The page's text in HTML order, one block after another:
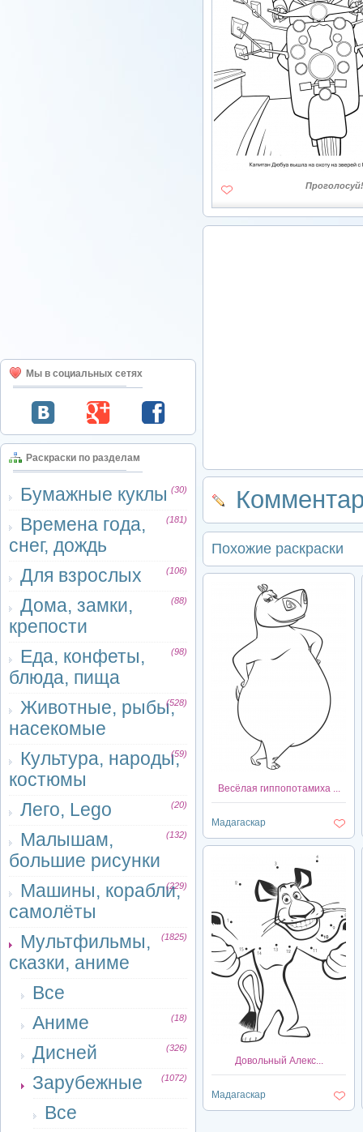
Мы в социальных сетях
Раскраски по разделам
Бумажные куклы (30)
Времена года,
снег, дождь
(181)
Для взрослых (106)
Дома, замки,
крепости
(88)
Еда, конфеты,
блюда, пища
(98)
Животные, рыбы,
насекомые
(528)
Культура, народы,
костюмы
(59)
Лего, Lego (20)
Малышам,
большие рисунки
(132)
Машины, корабли,
самолёты
(229)
Мультфильмы,
сказки, аниме
(1825)
Все
Аниме
(18)
Дисней (326)
Зарубежные (1072)
Все
Проголосуй!
Похожие раскраски
Весёлая гиппопотамиха ...
Мадагаскар
Довольный Алекс...
Мадагаскар